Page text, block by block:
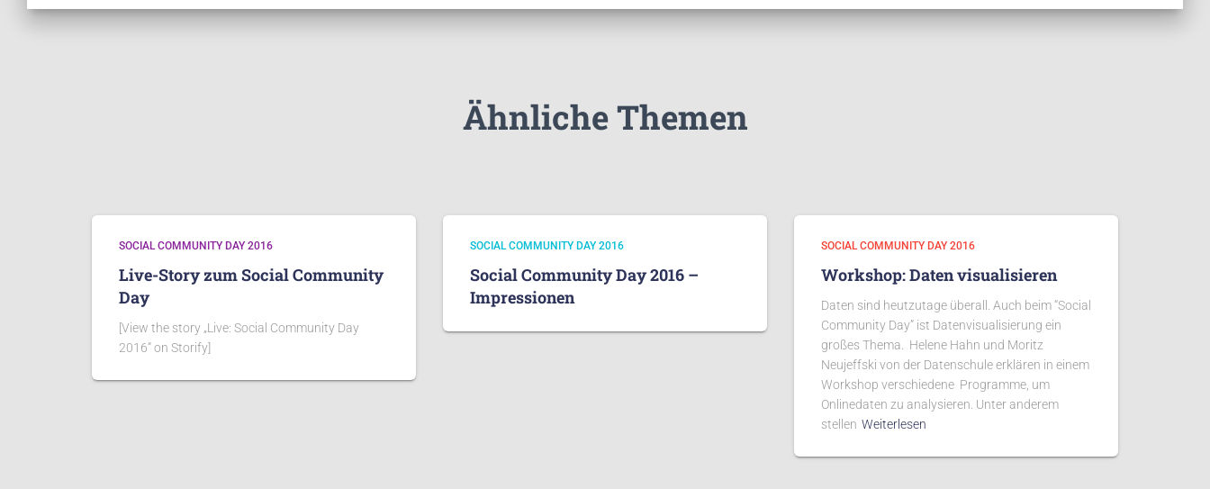
Ähnliche Themen
SOCIAL COMMUNITY DAY 2016
Live-Story zum Social Community
Day
[View the story „Live: Social Community Day
2016“ on Storify]
SOCIAL COMMUNITY DAY 2016
Social Community Day 2016 –
Impressionen
SOCIAL COMMUNITY DAY 2016
Workshop: Daten visualisieren
Daten sind heutzutage überall. Auch beim “Social
Community Day” ist Datenvisualisierung ein
großes Thema. Helene Hahn und Moritz
Neujeffski von der Datenschule erklären in einem
Workshop verschiedene Programme, um
Onlinedaten zu analysieren. Unter anderem
stellen Weiterlesen